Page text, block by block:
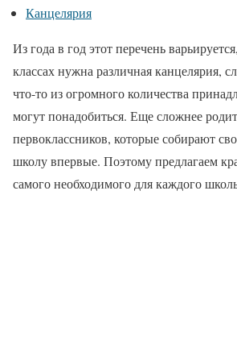
Канцелярия
Из года в год этот перечень
классах нужна различная канцелярия,
что-то из огромного количества
могут понадобиться. Еще сложнее
первоклассников, которые собирают
школу впервые. Поэтому предлагаем
самого необходимого для каждого